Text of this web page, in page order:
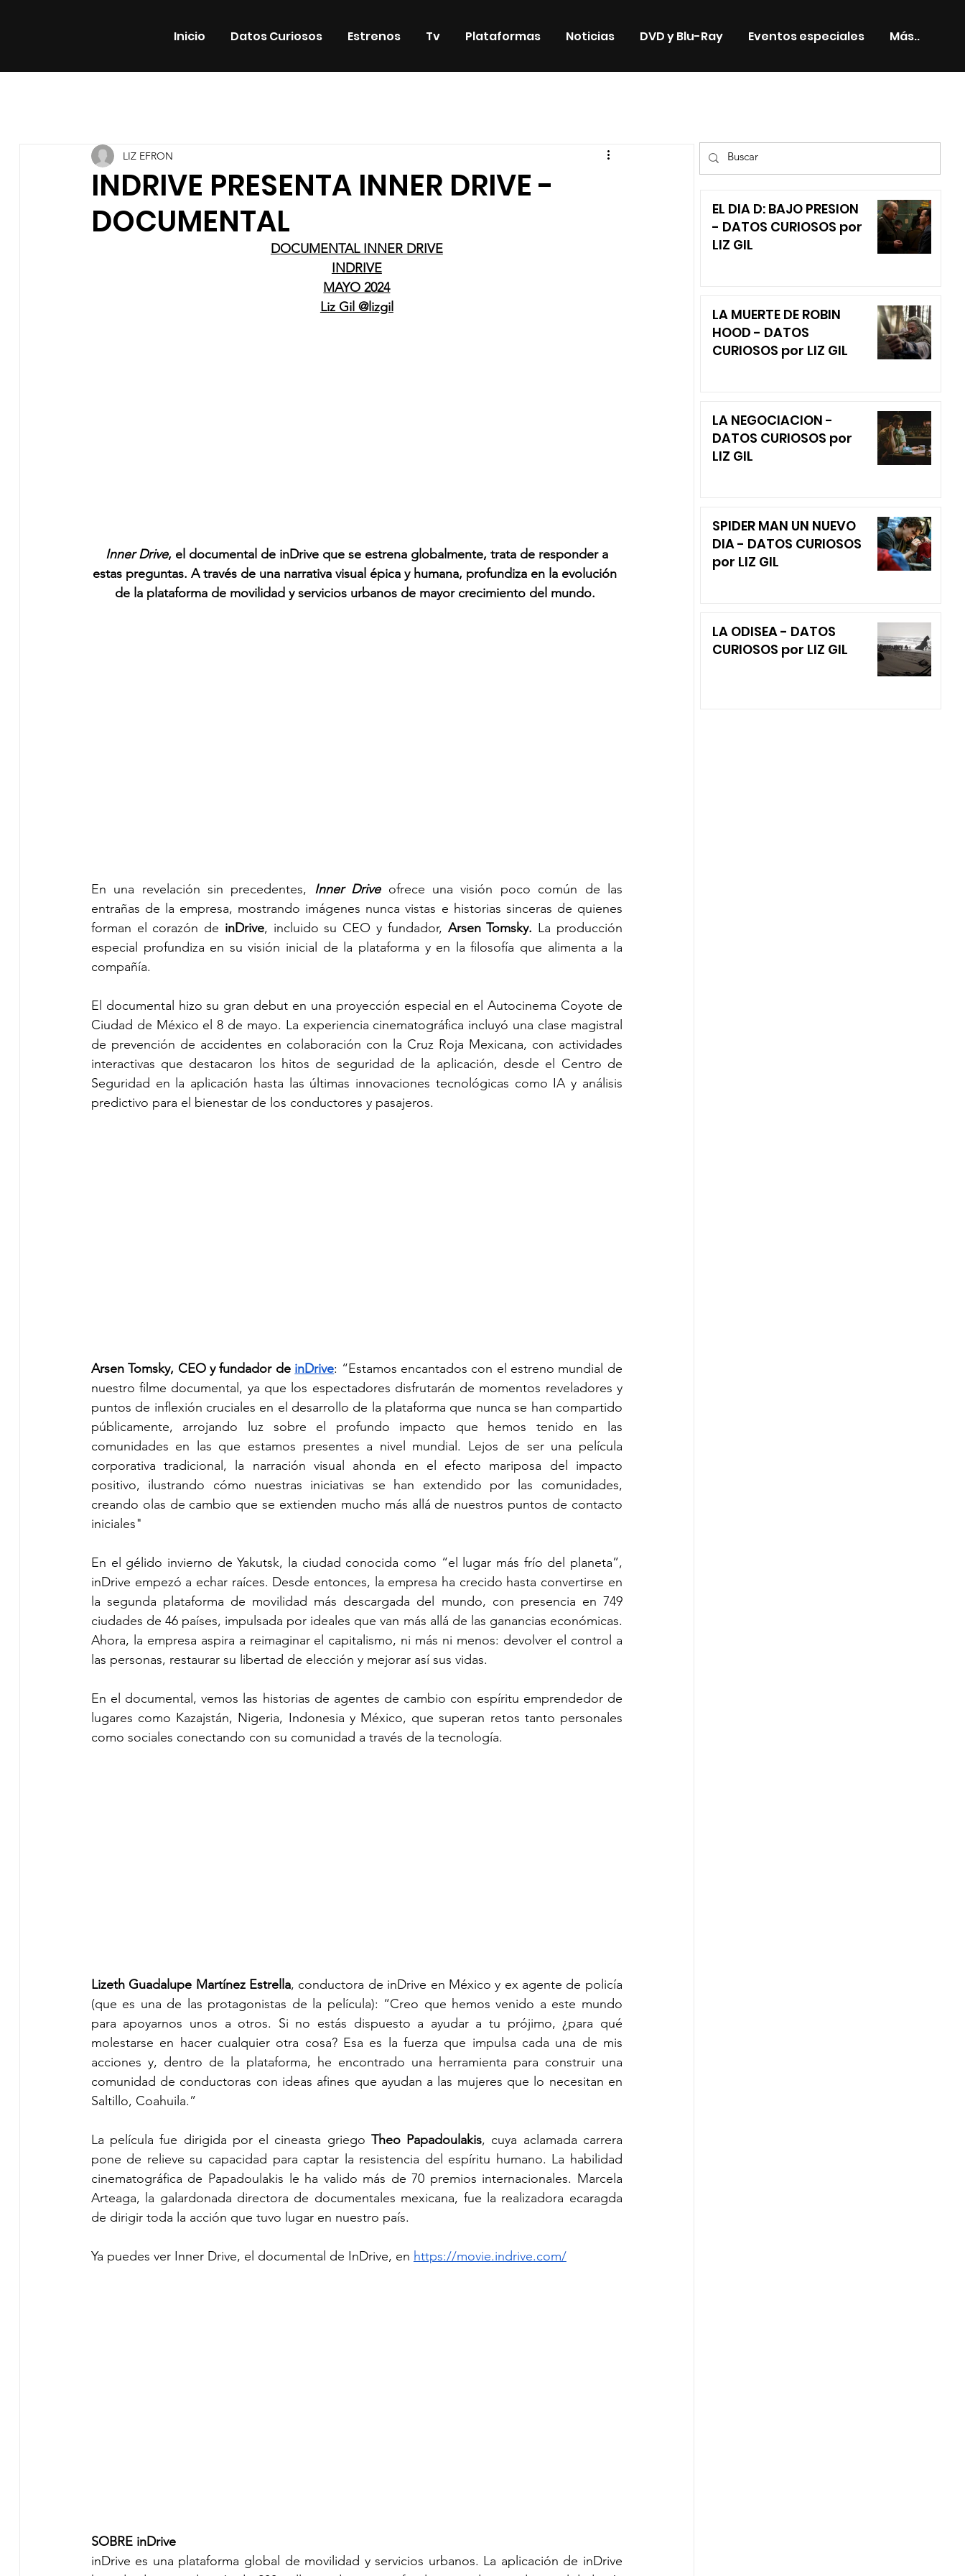
Inicio Datos Curiosos Estrenos Tv Plataformas Noticias DVD y Blu-Ray Eventos especiales Más..
Teatro Plataformas
INDRIVE PRESENTA INNER DRIVE -
DOCUMENTAL
LIZ EFRON
DOCUMENTAL INNER DRIVE
INDRIVE
MAYO 2024
Liz Gil @lizgil
Inner Drive, el documental de inDrive que se estrena globalmente, trata de responder a
estas preguntas. A través de una narrativa visual épica y humana, profundiza en la evolución
de la plataforma de movilidad y servicios urbanos de mayor crecimiento del mundo.
En una revelación sin precedentes, Inner Drive ofrece una visión poco común de las
entrañas de la empresa, mostrando imágenes nunca vistas e historias sinceras de quienes
forman el corazón de inDrive, incluido su CEO y fundador, Arsen Tomsky. La producción
especial profundiza en su visión inicial de la plataforma y en la filosofía que alimenta a la
compañía.
El documental hizo su gran debut en una proyección especial en el Autocinema Coyote de
Ciudad de México el 8 de mayo. La experiencia cinematográfica incluyó una clase magistral
de prevención de accidentes en colaboración con la Cruz Roja Mexicana, con actividades
interactivas que destacaron los hitos de seguridad de la aplicación, desde el Centro de
Seguridad en la aplicación hasta las últimas innovaciones tecnológicas como IA y análisis
predictivo para el bienestar de los conductores y pasajeros.
Arsen Tomsky, CEO y fundador de inDrive: “Estamos encantados con el estreno mundial de
nuestro filme documental, ya que los espectadores disfrutarán de momentos reveladores y
puntos de inflexión cruciales en el desarrollo de la plataforma que nunca se han compartido
públicamente, arrojando luz sobre el profundo impacto que hemos tenido en las
comunidades en las que estamos presentes a nivel mundial. Lejos de ser una película
corporativa tradicional, la narración visual ahonda en el efecto mariposa del impacto
positivo, ilustrando cómo nuestras iniciativas se han extendido por las comunidades,
creando olas de cambio que se extienden mucho más allá de nuestros puntos de contacto
iniciales"
En el gélido invierno de Yakutsk, la ciudad conocida como “el lugar más frío del planeta”,
inDrive empezó a echar raíces. Desde entonces, la empresa ha crecido hasta convertirse en
la segunda plataforma de movilidad más descargada del mundo, con presencia en 749
ciudades de 46 países, impulsada por ideales que van más allá de las ganancias económicas.
Ahora, la empresa aspira a reimaginar el capitalismo, ni más ni menos: devolver el control a
las personas, restaurar su libertad de elección y mejorar así sus vidas.
En el documental, vemos las historias de agentes de cambio con espíritu emprendedor de
lugares como Kazajstán, Nigeria, Indonesia y México, que superan retos tanto personales
como sociales conectando con su comunidad a través de la tecnología.
Lizeth Guadalupe Martínez Estrella, conductora de inDrive en México y ex agente de policía
(que es una de las protagonistas de la película): “Creo que hemos venido a este mundo
para apoyarnos unos a otros. Si no estás dispuesto a ayudar a tu prójimo, ¿para qué
molestarse en hacer cualquier otra cosa? Esa es la fuerza que impulsa cada una de mis
acciones y, dentro de la plataforma, he encontrado una herramienta para construir una
comunidad de conductoras con ideas afines que ayudan a las mujeres que lo necesitan en
Saltillo, Coahuila.”
La película fue dirigida por el cineasta griego Theo Papadoulakis, cuya aclamada carrera
pone de relieve su capacidad para captar la resistencia del espíritu humano. La habilidad
cinematográfica de Papadoulakis le ha valido más de 70 premios internacionales. Marcela
Arteaga, la galardonada directora de documentales mexicana, fue la realizadora ecaragda
de dirigir toda la acción que tuvo lugar en nuestro país.
Ya puedes ver Inner Drive, el documental de InDrive, en https://movie.indrive.com/
SOBRE inDrive
inDrive es una plataforma global de movilidad y servicios urbanos. La aplicación de inDrive
EL DIA D: BAJO PRESION
- DATOS CURIOSOS por
LIZ GIL
LA MUERTE DE ROBIN
HOOD - DATOS
CURIOSOS por LIZ GIL
LA NEGOCIACION -
DATOS CURIOSOS por
LIZ GIL
SPIDER MAN UN NUEVO
DIA - DATOS CURIOSOS
por LIZ GIL
LA ODISEA - DATOS
CURIOSOS por LIZ GIL